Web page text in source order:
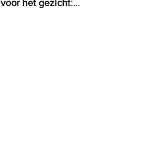
voor het gezicht: